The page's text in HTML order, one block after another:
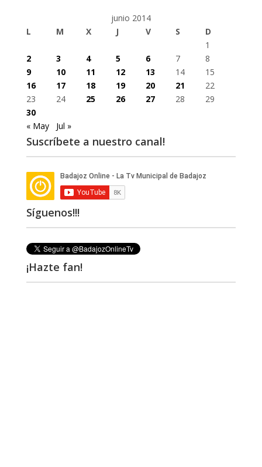
junio 2014
L
M X J V S
D
1
2
3 4 5 6 7
8
9
10 11 12 13 14
15
16
17 18 19 20 21
22
23
24 25 26 27 28
29
30
« May
Jul »
Suscríbete a nuestro canal!
Síguenos!!!
¡Hazte fan!